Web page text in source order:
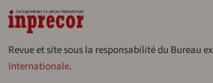
Aller au contenu principal
Revue et site sous la responsabilité du Bureau
Internationale.